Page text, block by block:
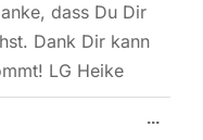
dass Du Dir
Dank Dir kann
LG Heike
...